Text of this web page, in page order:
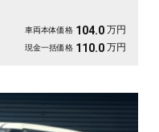
付きで高速移動もゆったり快
す😊
車両本体価格 104.0 万円
現金一括価格 110.0 万円